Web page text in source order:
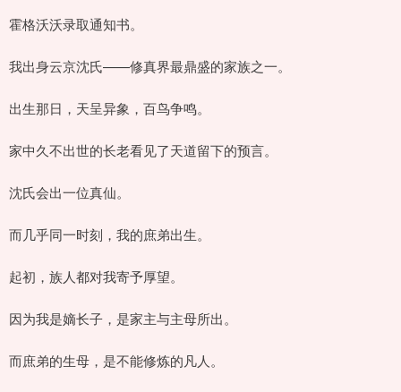
霍格沃沃录取通知书。
我出身云京沈氏——修真界最鼎盛的家族之一。
出生那日，天呈异象，百鸟争鸣。
家中久不出世的长老看见了天道留下的预言。
沈氏会出一位真仙。
而几乎同一时刻，我的庶弟出生。
起初，族人都对我寄予厚望。
因为我是嫡长子，是家主与主母所出。
而庶弟的生母，是不能修炼的凡人。